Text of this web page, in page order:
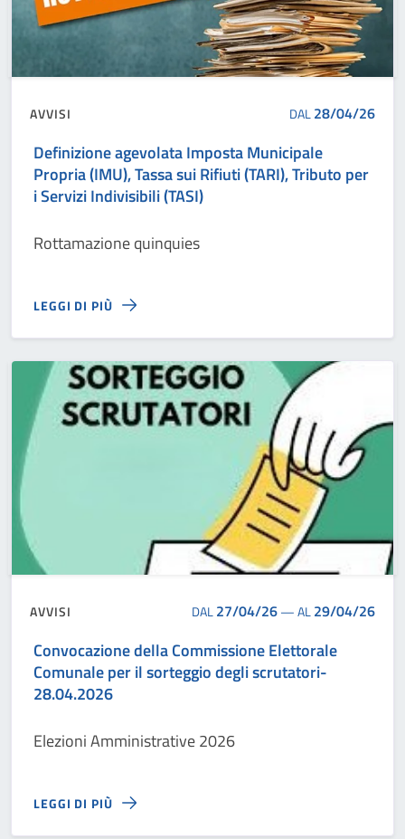
AVVISI DAL28/04/26
Definizione agevolata Imposta Municipale
Propria (IMU), Tassa sui Rifiuti (TARI), Tributo per
i Servizi Indivisibili (TASI)
Rottamazione quinquies
LEGGI DI PIÙ
AVVISI DAL27/04/26—AL29/04/26
Convocazione della Commissione Elettorale
Comunale per il sorteggio degli scrutatori-
28.04.2026
Elezioni Amministrative 2026
LEGGI DI PIÙ